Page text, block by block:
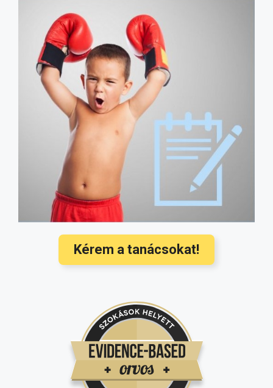
(7778)
A nagy probiotikum-átverés: bizonyított
hatás vs. marketing, melyik
probiotikumot vegyük? (5051)
Fitymaszűkület: így szüntethető meg a
probléma, műtét nélkül (fotókkal)
Milyen gyógyszert szedhet szoptatás
alatt? Ez az oldal megmondja! (4182)
Hozzátáplálás: mikor és mit ehet a
baba? Ezek a legújabb nemzetközi
orvosi ajánlások(3568)
Hallójárat gyulladás kezelése és
megelőzése a legújabb nemzetközi
ajánlások alapján
Kérem a tanácsokat!